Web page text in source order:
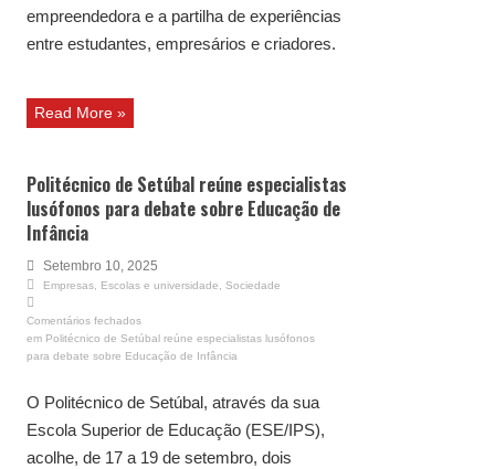
empreendedora e a partilha de experiências
entre estudantes, empresários e criadores.
Read More »
Politécnico de Setúbal reúne especialistas
lusófonos para debate sobre Educação de
Infância
Setembro 10, 2025
Empresas Escolas e universidade Sociedade
Comentários fechados
em Politécnico de Setúbal reúne especialistas lusófonos
para debate sobre Educação de Infância
O Politécnico de Setúbal, através da sua
Escola Superior de Educação (ESE/IPS),
acolhe, de 17 a 19 de setembro, dois